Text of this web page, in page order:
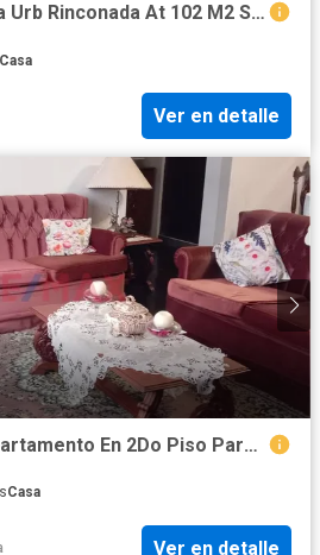
Se Alquila Casa En La Urb Rinconada At 102 M2 S/2500
Casa
Ver en detalle
Alquilo Céntrico Departamento En 2Do Piso Para Vivienda O Empresa -220M2 - S/3,000
Casa
Ver en detalle